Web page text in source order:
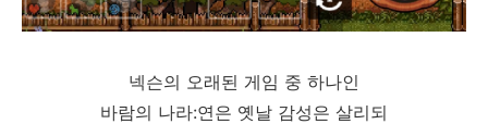
넥슨의 오래된 게임 중 하나인
바람의 나라:연은 옛날 감성은 살리되